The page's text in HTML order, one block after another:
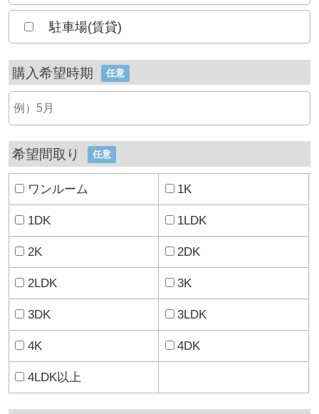
駐車場(賃貸)
購入希望時期 任意
希望間取り 任意
ワンルーム 1K
1DK 1LDK
2K 2DK
2LDK 3K
3DK 3LDK
4K 4DK
4LDK以上